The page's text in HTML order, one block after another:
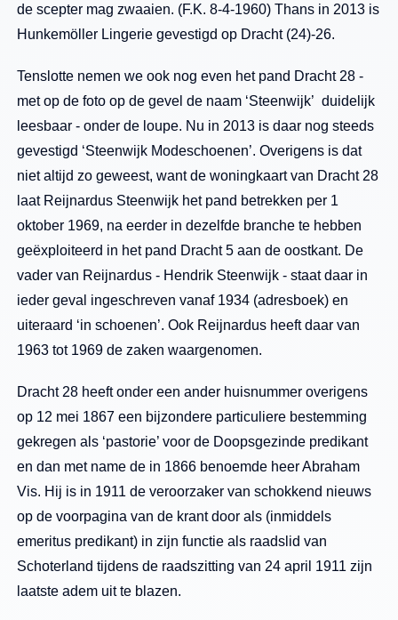
de scepter mag zwaaien. (F.K. 8-4-1960) Thans in 2013 is
Hunkemöller Lingerie gevestigd op Dracht (24)-26.
Tenslotte nemen we ook nog even het pand Dracht 28 -
met op de foto op de gevel de naam ‘Steenwijk’ duidelijk
leesbaar - onder de loupe. Nu in 2013 is daar nog steeds
gevestigd ‘Steenwijk Modeschoenen’. Overigens is dat
niet altijd zo geweest, want de woningkaart van Dracht 28
laat Reijnardus Steenwijk het pand betrekken per 1
oktober 1969, na eerder in dezelfde branche te hebben
geëxploiteerd in het pand Dracht 5 aan de oostkant. De
vader van Reijnardus - Hendrik Steenwijk - staat daar in
ieder geval ingeschreven vanaf 1934 (adresboek) en
uiteraard ‘in schoenen’. Ook Reijnardus heeft daar van
1963 tot 1969 de zaken waargenomen.
Dracht 28 heeft onder een ander huisnummer overigens
op 12 mei 1867 een bijzondere particuliere bestemming
gekregen als ‘pastorie’ voor de Doopsgezinde predikant
en dan met name de in 1866 benoemde heer Abraham
Vis. Hij is in 1911 de veroorzaker van schokkend nieuws
op de voorpagina van de krant door als (inmiddels
emeritus predikant) in zijn functie als raadslid van
Schoterland tijdens de raadszitting van 24 april 1911 zijn
laatste adem uit te blazen.